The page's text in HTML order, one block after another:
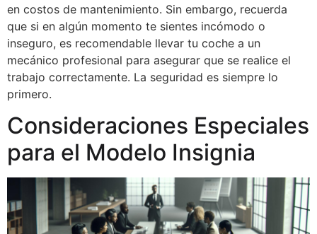
en costos de mantenimiento. Sin embargo, recuerda
que si en algún momento te sientes incómodo o
inseguro, es recomendable llevar tu coche a un
mecánico profesional para asegurar que se realice el
trabajo correctamente. La seguridad es siempre lo
primero.
Consideraciones Especiales
para el Modelo Insignia